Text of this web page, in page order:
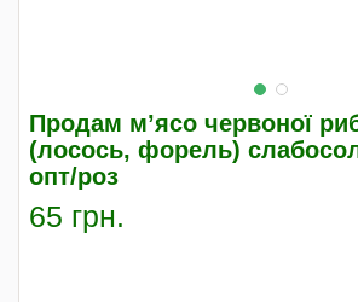
Продам м’ясо червоної
(лосось, форель)
опт/роз
65 грн.